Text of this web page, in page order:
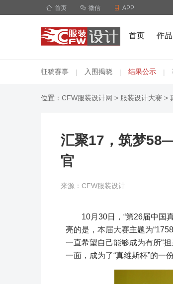
 首页  微信  APP
首页 作品
征稿赛事 | 入围揭晓 | 结果公示 |
位置： CFW服装设计网 > 服装设计大赛 >
汇聚17，筑梦
官
来源：CFW服装设计
10月30日，“第26届中国
亮的是，本届大赛主题为
一直希望自己能够成为有所“
一面，成为了“真维斯杯”的一